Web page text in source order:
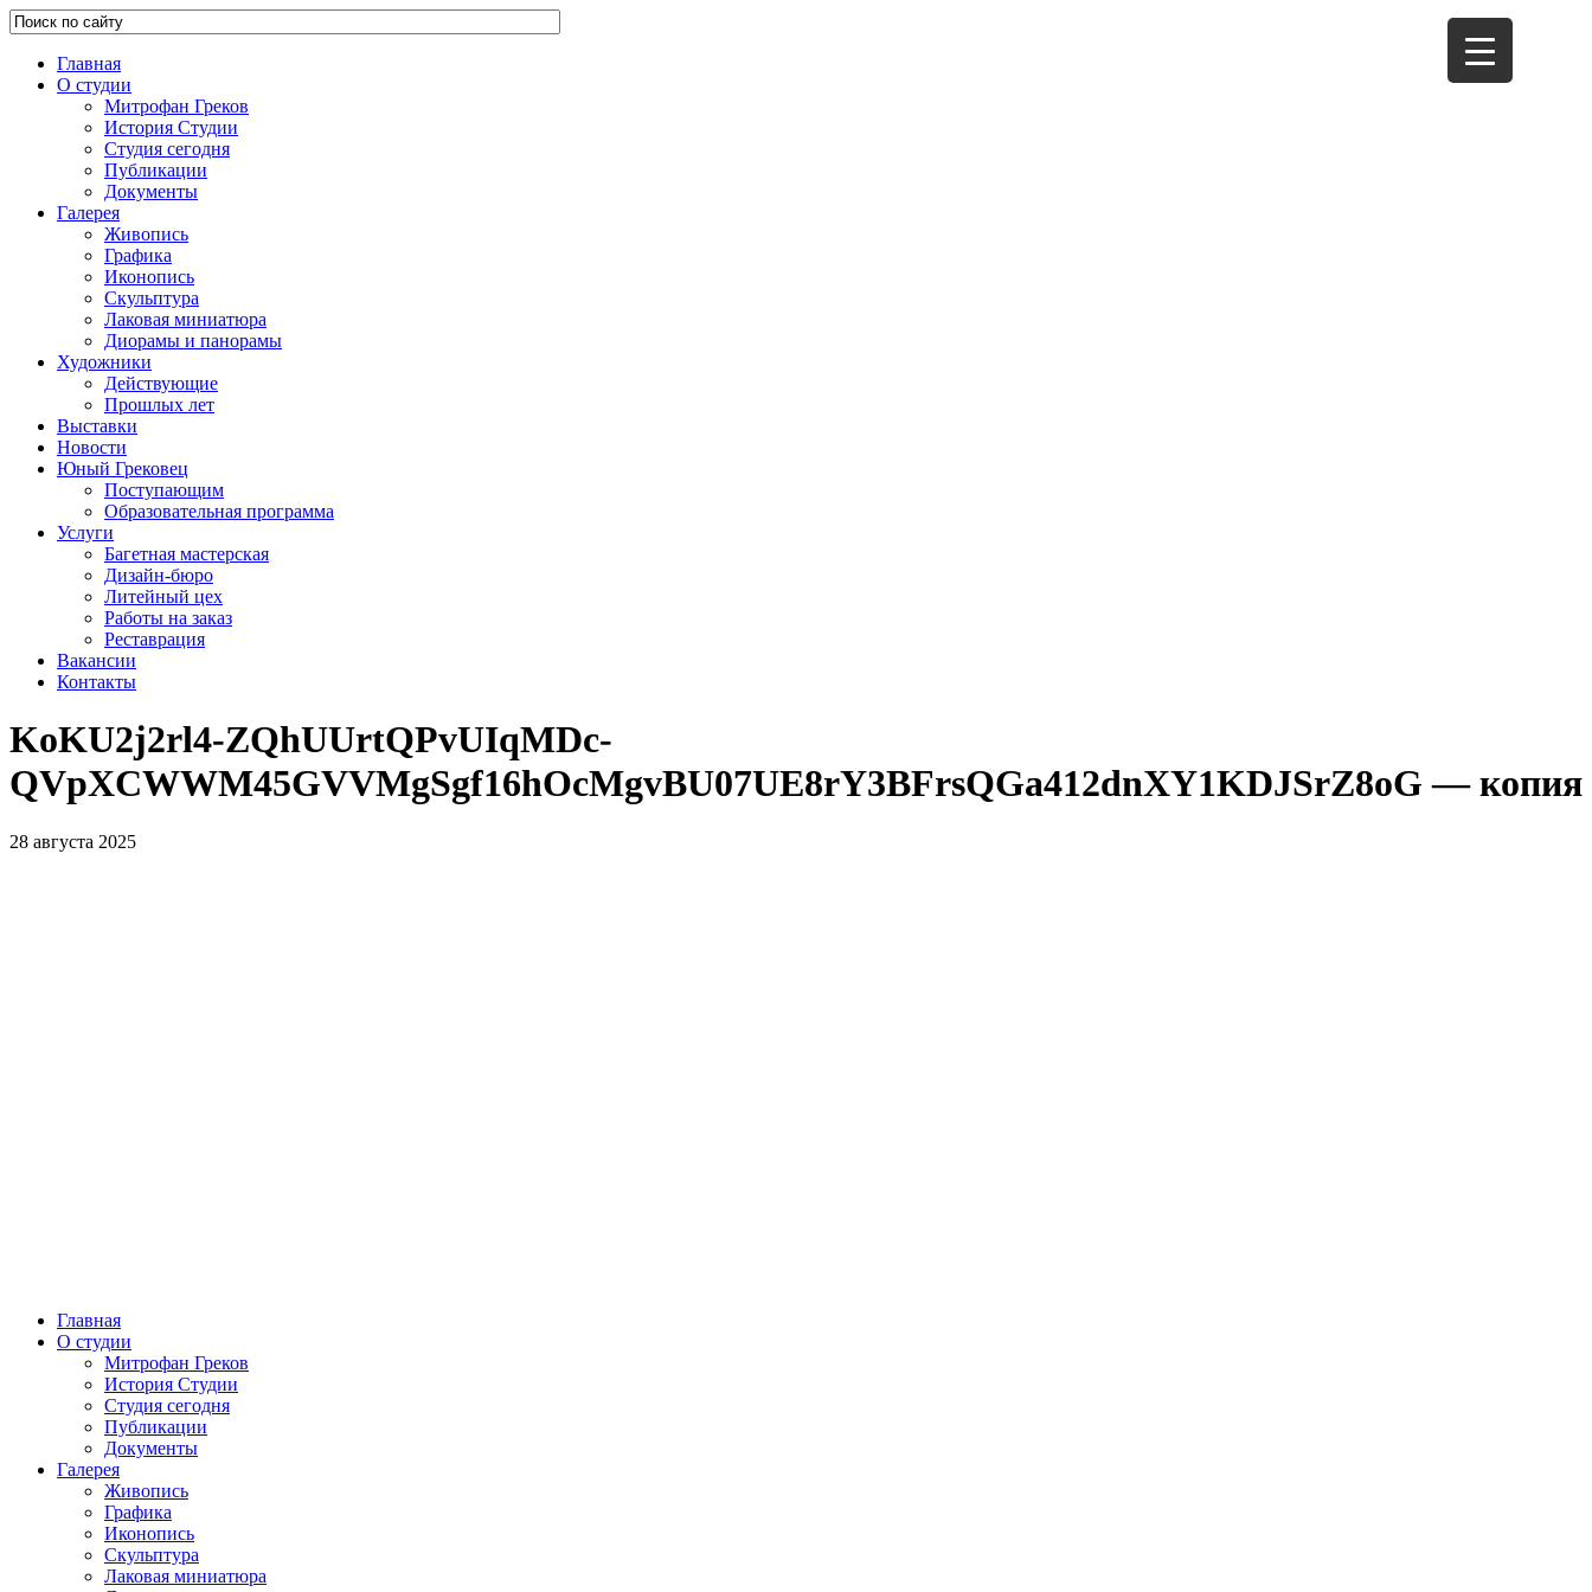
Главная
О студии
Митрофан Греков
История Студии
Студия сегодня
Публикации
Документы
Галерея
Живопись
Графика
Иконопись
Скульптура
Лаковая миниатюра
Диорамы и панорамы
Художники
Действующие
Прошлых лет
Выставки
Новости
Юный Грековец
Поступающим
Образовательная программа
Услуги
Багетная мастерская
Дизайн-бюро
Литейный цех
Работы на заказ
Реставрация
Вакансии
Контакты
KoKU2j2rl4-ZQhUUrtQPvUIqMDc-
QVpXCWWM45GVVMgSgf16hOcMgvBU07UE8rY3BFrsQGa412dnXY1KDJSrZ8oG — копия
28 августа 2025
Главная
О студии
Митрофан Греков
История Студии
Студия сегодня
Публикации
Документы
Галерея
Живопись
Графика
Иконопись
Скульптура
Лаковая миниатюра